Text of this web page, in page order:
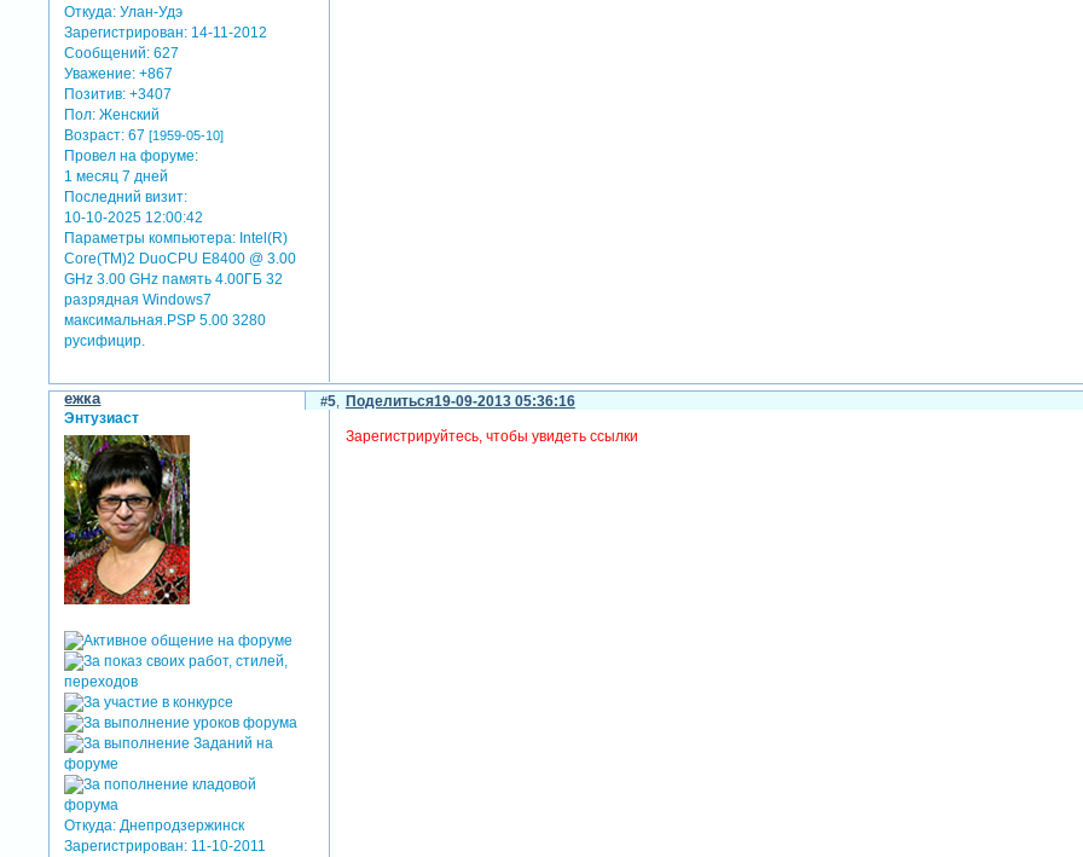
Откуда: Улан-Удэ
Зарегистрирован: 14-11-2012
Сообщений: 627
Уважение: +867
Позитив: +3407
Пол: Женский
Возраст: 67[1959-05-10]
Провел на форуме:
1 месяц 7 дней
Последний визит:
10-10-2025 12:00:42
Параметры компьютера: Intel(R)
Core(TM)2 DuoCPU E8400 @ 3.00
GHz 3.00 GHz память 4.00ГБ 32
разрядная Windows7
максимальная.PSP 5.00 3280
русифицир.
Поделиться
5 19-09-2013 05:36:16
ежка
Энтузиаст
Откуда: Днепродзержинск
Зарегистрирован: 11-10-2011
Зарегистрируйтесь, чтобы увидеть ссылки